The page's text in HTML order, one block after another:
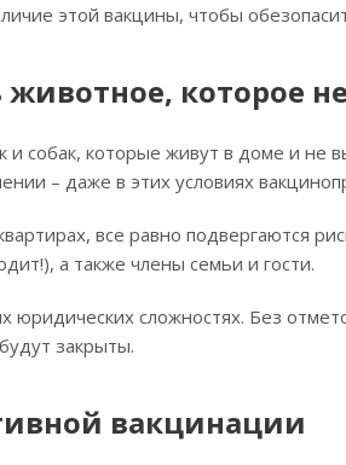
этой вакцины, чтобы
которое
собак, которые живут в доме и не
– даже в этих условиях
все равно подвергаются
а также члены семьи и гости.
юридических сложностях. Без
закрыты.
вакцинации